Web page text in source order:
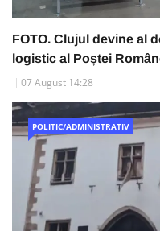
FOTO. Clujul devine al
logistic al Poștei
07 August 14:28
POLITIC/ADMINISTRATIV